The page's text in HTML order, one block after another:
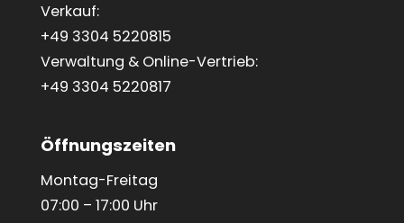
Verkauf:
+49 3304 5220815
Verwaltung & Online-Vertrieb:
+49 3304 5220817
Öffnungszeiten
Montag-Freitag
07:00 – 17:00 Uhr